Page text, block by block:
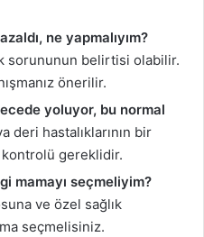
ne yapmalıyım?
sorununun belirtisi olabilir.
önerilir.
yoluyor, bu normal
deri hastalıklarının bir
gereklidir.
mamayı seçmeliyim?
ve özel sağlık
seçmelisiniz.